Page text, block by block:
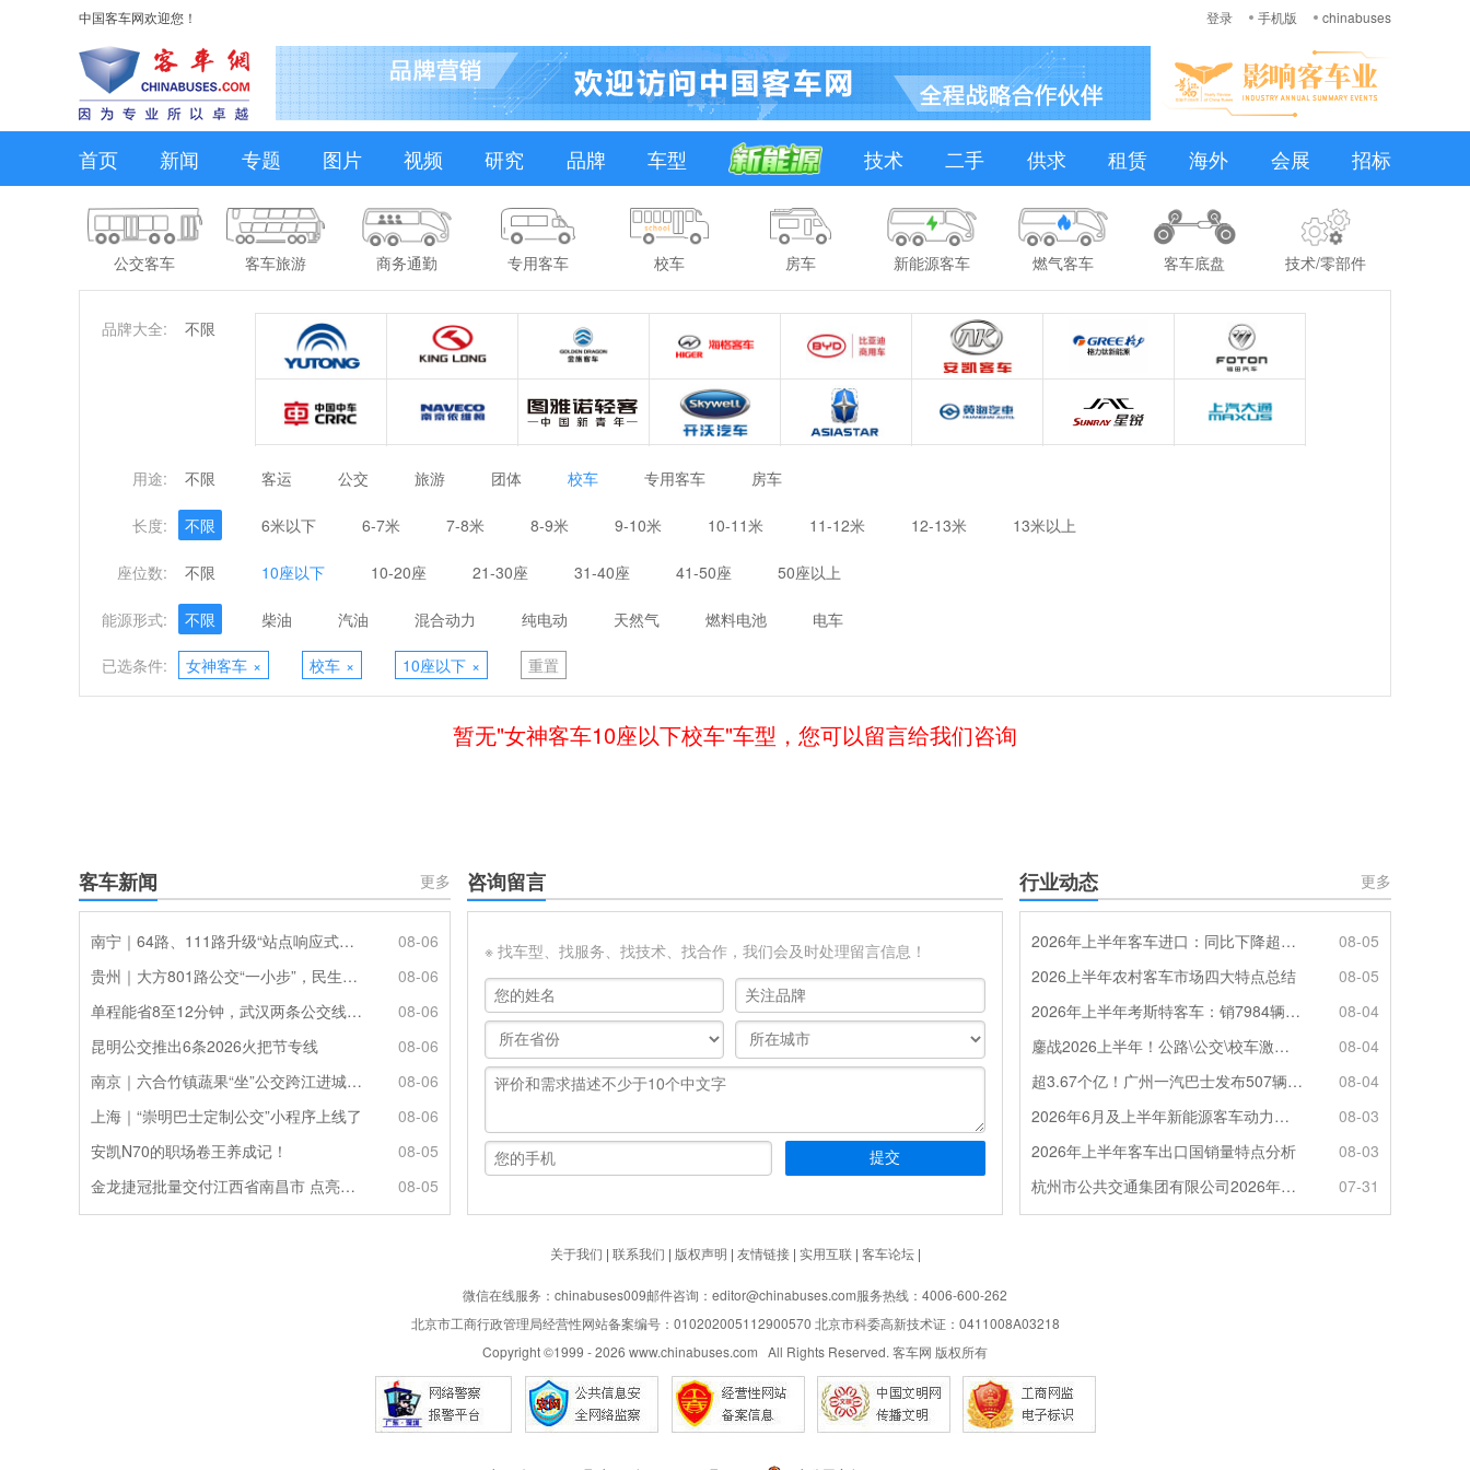
中国客车网欢迎您！ 登录 手机版 chinabuses
首页 新闻 专题 图片 视频 研究 品牌 车型 技术 二手 供求 租赁 海外 会展 招标
公交客车 客车旅游 商务通勤 专用客车 校车 房车 新能源客车 燃气客车 客车底盘 技术/零部件
品牌大全: 不限
用途: 不限 客运 公交 旅游 团体 校车 专用客车 房车
长度: 不限 6米以下 6-7米 7-8米 8-9米 9-10米 10-11米 11-12米 12-13米 13米以上
座位数: 不限 10座以下 10-20座 21-30座 31-40座 41-50座 50座以上
能源形式: 不限 柴油 汽油 混合动力 纯电动 天然气 燃料电池 电车
已选条件: 女神客车 × 校车 × 10座以下 × 重置
暂无"女神客车10座以下校车"车型，您可以留言给我们咨询
客车新闻 更多
南宁｜64路、111路升级“站点响应式停靠”
08-06
贵州｜大方801路公交“一小步”，民生幸福“一大步”
08-06
单程能省8至12分钟，武汉两条公交线路试点“按需停靠”
08-06
昆明公交推出6条2026火把节专线
08-06
南京｜六合竹镇蔬果“坐”公交跨江进城来源：新华日报
08-06
上海｜“崇明巴士定制公交”小程序上线了
08-06
安凯N70的职场卷王养成记！
08-05
金龙捷冠批量交付江西省南昌市 点亮城乡便民定制出行
08-05
咨询留言
※ 找车型、找服务、找技术、找合作，我们会及时处理留言信息！
行业动态 更多
2026年上半年客车进口：同比下降超4成，轻客主体地位凸显
08-05
2026上半年农村客车市场四大特点总结
08-05
2026年上半年考斯特客车：销7984辆 6米领涨领跑 电动化提速
08-04
鏖战2026上半年！公路\公交\校车激烈角逐，谁问鼎赛道赢家?
08-04
超3.67个亿！广州一汽巴士发布507辆纯电动城市客车采购中标公告
08-04
2026年6月及上半年新能源客车动力电池装机量特点分析
08-03
2026年上半年客车出口国销量特点分析
08-03
杭州市公共交通集团有限公司2026年100辆纯电动城市客车采购招标公告
07-31
关于我们 | 联系我们 | 版权声明 | 友情链接| 实用互联| 客车论坛|
微信在线服务：chinabuses009邮件咨询：editor@chinabuses.com服务热线：4006-600-262
北京市工商行政管理局经营性网站备案编号：010202005112900570 北京市科委高新技术证：0411008A03218
Copyright ©1999 -2026 www.chinabuses.com All Rights Reserved. 客车网 版权所有